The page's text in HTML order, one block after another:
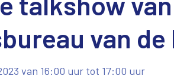
van de
van 16:00 uur tot 17:00 uur